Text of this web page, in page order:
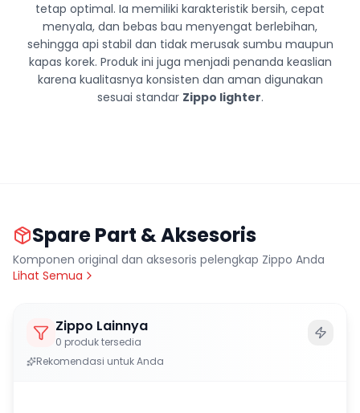
tetap optimal. Ia memiliki karakteristik bersih, cepat
menyala, dan bebas bau menyengat berlebihan,
sehingga api stabil dan tidak merusak sumbu maupun
kapas korek. Produk ini juga menjadi penanda keaslian
karena kualitasnya konsisten dan aman digunakan
sesuai standar Zippo lighter.
Spare Part & Aksesoris
Komponen original dan aksesoris pelengkap Zippo Anda
Lihat Semua
Zippo Lainnya
0 produk tersedia
Rekomendasi untuk Anda